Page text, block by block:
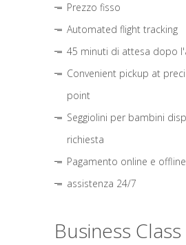
Prezzo fisso
Automated flight tracking
45 minuti di attesa dopo
Convenient pickup at
point
Seggiolini per bambini
richiesta
Pagamento online e offline
assistenza 24/7
Business Class